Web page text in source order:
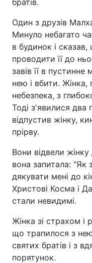
братів.
Один з друзів
Минуло небагато
в будинок і
проводити її до
завів її в пустинне
нею і вбити.
небезпека, з
Тоді з'явилися два
відпустив жінку,
прірву.
Вони відвели
вона запитала: "Як
дякувати мені до
Христові Косма і
стали невидимі.
Жінка зі страхом і
що трапилося з нею
святих братів і з
порятунок.